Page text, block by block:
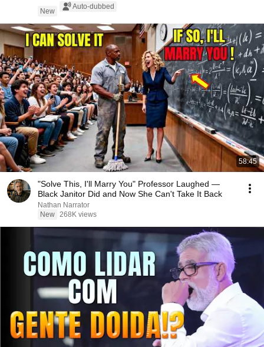
New
Auto-dubbed
58:45
"Solve This, I'll Marry You" Professor Laughed —
Black Janitor Did and Now She Can't Take It Back
Nathan Narrator
New 268K views